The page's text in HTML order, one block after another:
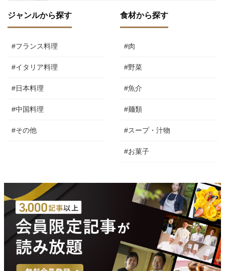
ジャンルから探す
#フランス料理
#イタリア料理
#日本料理
#中国料理
#その他
食材から探す
#肉
#野菜
#魚介
#麺類
#スープ・汁物
#お菓子